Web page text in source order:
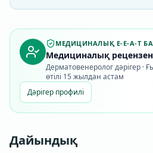
МЕДИЦИНАЛЫҚ E-E-A-T
Медициналық
Дерматовенеролог дәрігер ·
өтілі 15 жылдан астам
Дәрігер профилі
Дайындық